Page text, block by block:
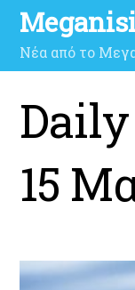
Νέα από το
15